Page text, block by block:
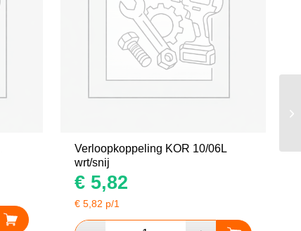
Verloopkoppeling KOR 10/06L
wrt/snij
€5,82
€ 5,82 p/1